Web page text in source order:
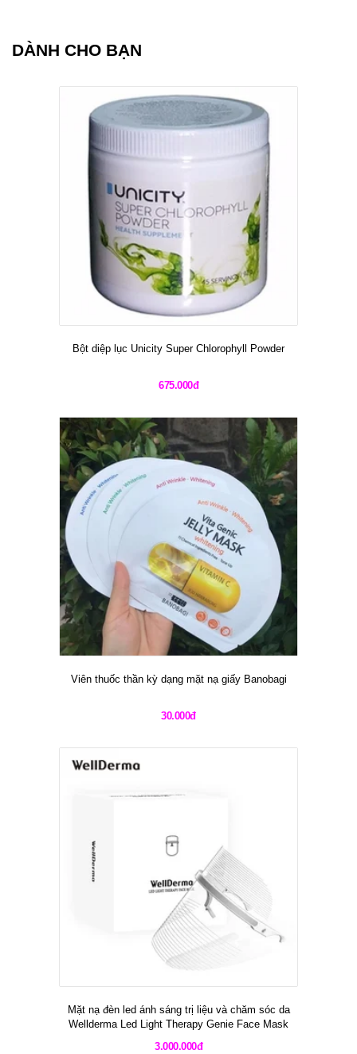
DÀNH CHO BẠN
Bột diệp lục Unicity Super Chlorophyll Powder
675.000đ
Viên thuốc thần kỳ dạng mặt nạ giấy Banobagi
30.000đ
Mặt nạ đèn led ánh sáng trị liệu và chăm sóc da
Wellderma Led Light Therapy Genie Face Mask
3.000.000đ